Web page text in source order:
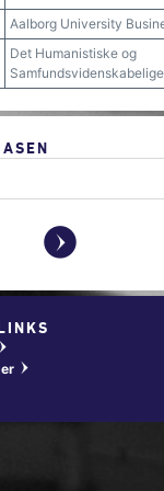
Aalborg University
Det Humanistiske og
y
w
w